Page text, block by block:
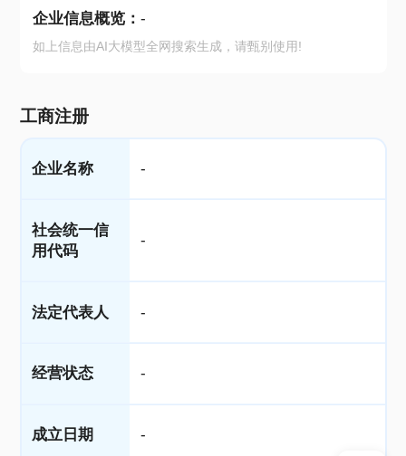
企业信息概览： -
如上信息由AI大模型全网搜索生成，请甄别使用!
工商注册
企业名称 -
社会统一信
用代码
-
法定代表人 -
经营状态 -
成立日期 -